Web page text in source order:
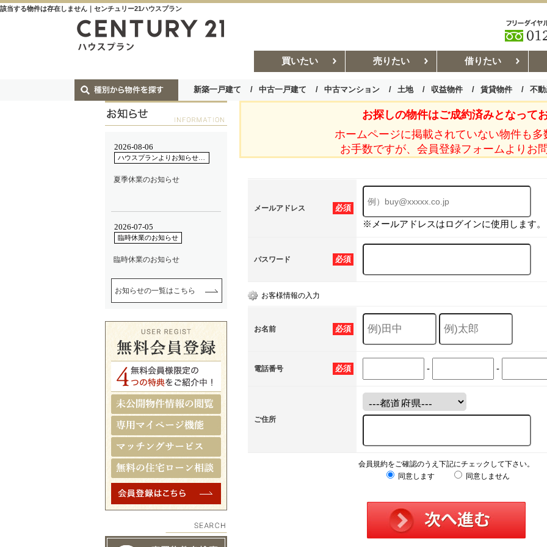
該当する物件は存在しません｜センチュリー21ハウスプラン
買いたい 売りたい 借りたい
新築一戸建て 中古一戸建て 中古マンション 土地 収益物件 賃貸物件 不
お部屋探しコラム 賃貸管理コ
お探しの物件はご成約済みとなってお
ホームページに掲載されていない物件も多
お手数ですが、会員登録フォームよりお
必須
メールアドレス
※メールアドレスはログインに使用します。
必須
パスワード
お客様情報の入力
必須
お名前
必須
電話番号 - -
ご住所
会員規約をご確認のうえ下記にチェックして下さい。
同意します
同意しません
お知らせの一覧はこちら